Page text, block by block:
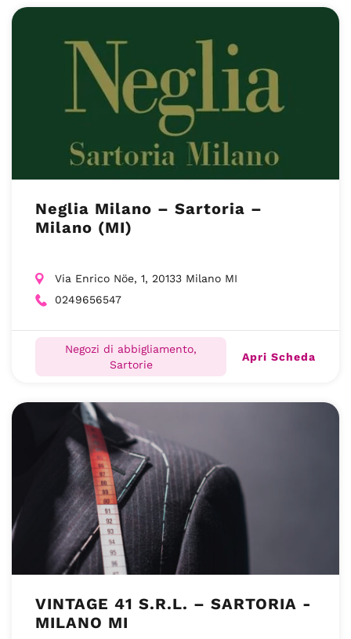
Neglia Milano – Sartoria –
Milano (MI)
Via Enrico Nöe, 1, 20133 Milano MI
0249656547
Negozi di abbigliamento,
Sartorie
Apri Scheda
VINTAGE 41 S.R.L. – SARTORIA -
MILANO MI